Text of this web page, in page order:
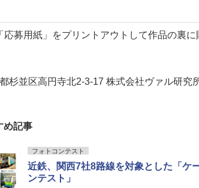
応募用紙」をプリントアウトして作品の裏
杉並区高円寺北2-3-17 株式会社ヴァル研究
め記事
フォトコンテスト
近鉄、関西7社8路線を対象とした「ケ
ンテスト」